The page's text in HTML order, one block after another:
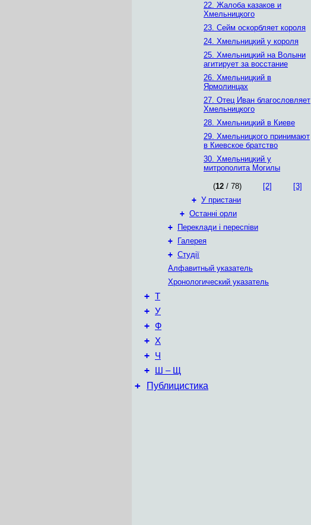
22. Жалоба казаков и
Хмельницкого
23. Сейм оскорбляет короля
24. Хмельницкий у короля
25. Хмельницкий на Волыни
агитирует за восстание
26. Хмельницкий в
Ярмолинцах
27. Отец Иван благословляет
Хмельницкого
28. Хмельницкий в Киеве
29. Хмельницкого принимают
в Киевское братство
30. Хмельницкий у
митрополита Могилы
(12 / 78) [2]
[3]
+ У пристани
+ Останні орли
+
Переклади і переспіви
+
Галерея
+ Студії
Алфавитный указатель
Хронологический указатель
+ Т
+ У
+ Ф
+ Х
+ Ч
+ Ш – Щ
+ Публицистика